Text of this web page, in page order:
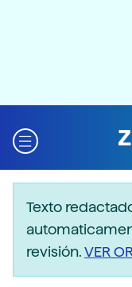
Texto
revisión.VER